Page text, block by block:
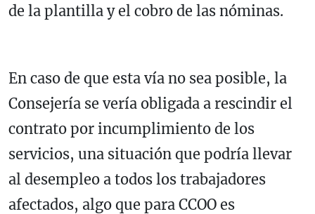
de la plantilla y el cobro de las nóminas.
En caso de que esta vía no sea posible, la
Consejería se vería obligada a rescindir el
contrato por incumplimiento de los
servicios, una situación que podría llevar
al desempleo a todos los trabajadores
afectados, algo que para CCOO es